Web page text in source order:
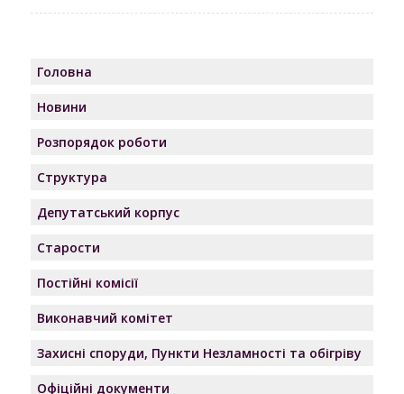
Головна
Новини
Розпорядок роботи
Структура
Депутатський корпус
Старости
Постійні комісії
Виконавчий комітет
Захисні споруди, Пункти Незламності та обігріву
Офіційні документи